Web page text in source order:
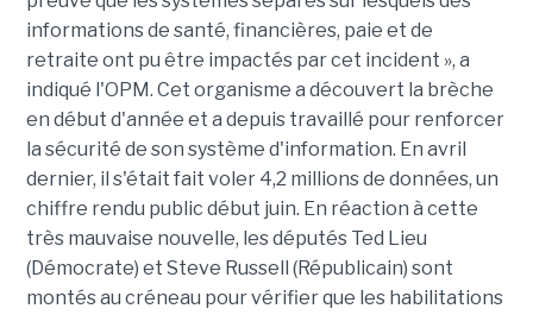
informations de santé, financières, paie et de
retraite ont pu être impactés par cet incident », a
indiqué l'OPM. Cet organisme a découvert la brèche
en début d'année et a depuis travaillé pour renforcer
la sécurité de son système d'information. En avril
dernier, il s'était fait voler 4,2 millions de données, un
chiffre rendu public début juin. En réaction à cette
très mauvaise nouvelle, les députés Ted Lieu
(Démocrate) et Steve Russell (Républicain) sont
montés au créneau pour vérifier que les habilitations